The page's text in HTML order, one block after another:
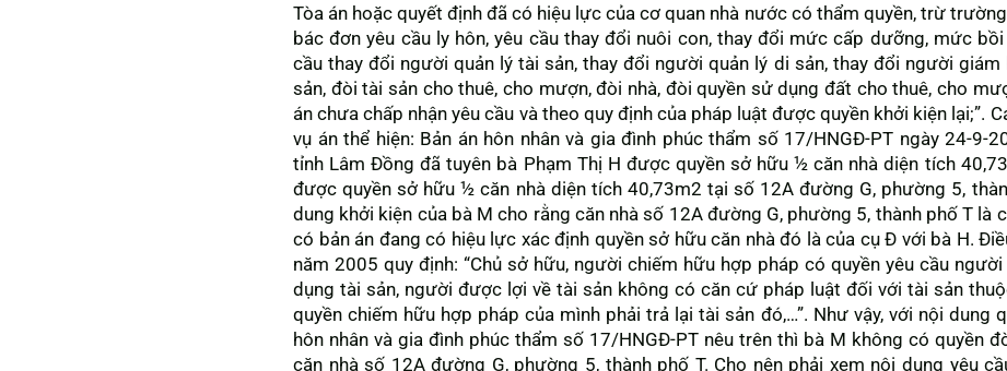
Tòa án hoặc quyết định đã có hiệu lực của cơ quan nhà nước có thẩm quyền, trừ
bác đơn yêu cầu ly hôn, yêu cầu thay đổi nuôi con, thay đổi mức cấp dưỡng, mức
cầu thay đổi người quản lý tài sản, thay đổi người quản lý di sản, thay đổi người giám
sản, đòi tài sản cho thuê, cho mượn, đòi nhà, đòi quyền sử dụng đất cho thuê, cho
án chưa chấp nhận yêu cầu và theo quy định của pháp luật được quyền khởi kiện lại;”.
vụ án thể hiện: Bản án hôn nhân và gia đình phúc thẩm số 17/HNGĐ-PT ngày 24-9-
tỉnh Lâm Đồng đã tuyên bà Phạm Thị H được quyền sở hữu ½ căn nhà diện tích
được quyền sở hữu ½ căn nhà diện tích 40,73m2 tại số 12A đường G, phường 5,
dung khởi kiện của bà M cho rằng căn nhà số 12A đường G, phường 5, thành phố T là
có bản án đang có hiệu lực xác định quyền sở hữu căn nhà đó là của cụ Đ với bà H.
năm 2005 quy định: “Chủ sở hữu, người chiếm hữu hợp pháp có quyền yêu cầu
dụng tài sản, người được lợi về tài sản không có căn cứ pháp luật đối với tài sản
quyền chiếm hữu hợp pháp của mình phải trả lại tài sản đó,…”. Như vậy, với nội dung
hôn nhân và gia đình phúc thẩm số 17/HNGĐ-PT nêu trên thì bà M không có quyền
căn nhà số 12A đường G, phường 5, thành phố T. Cho nên phải xem nội dung yêu